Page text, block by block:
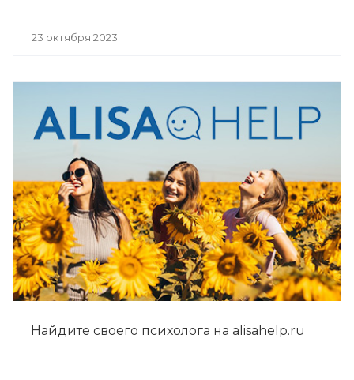
23 октября 2023
Найдите своего психолога на alisahelp.ru